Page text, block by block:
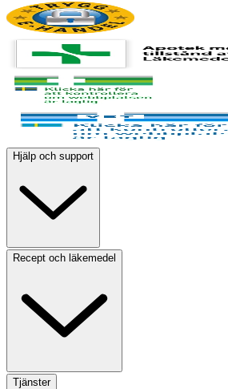
Hjälp och support
Recept och läkemedel
Tjänster